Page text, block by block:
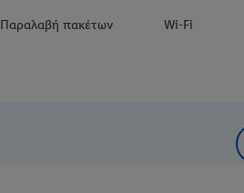
Παραλαβή πακέτων Wi-Fi